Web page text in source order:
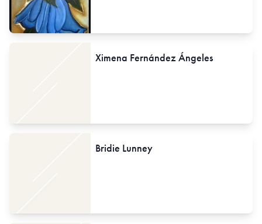
Ximena Fernández Ángeles
Bridie Lunney